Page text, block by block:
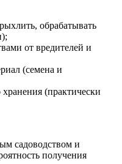
обрабатывать
от вредителей и
(семена и
(практически
садоводством и
получения